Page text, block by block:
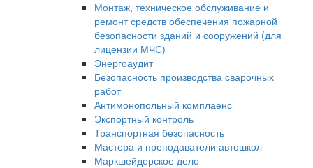
Монтаж, техническое обслуживание и
ремонт средств обеспечения пожарной
безопасности зданий и сооружений (для
лицензии МЧС)
Энергоаудит
Безопасность производства сварочных
работ
Антимонопольный комплаенс
Экспортный контроль
Транспортная безопасность
Мастера и преподаватели автошкол
Маркшейдерское дело